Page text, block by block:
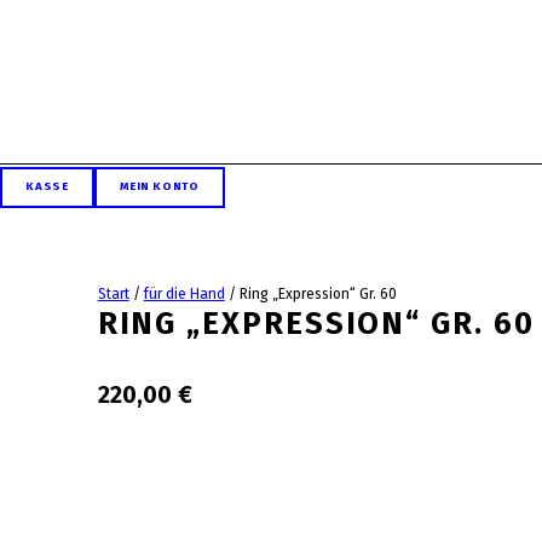
KASSE MEIN KONTO
Start/für die Hand / Ring „Expression“ Gr. 60
RING „EXPRESSION“ GR. 60
220,00 €